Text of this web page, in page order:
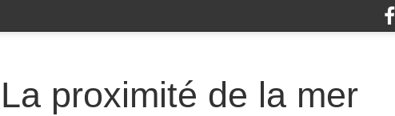
La proximité de la mer